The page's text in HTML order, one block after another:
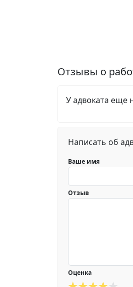
Отзывы о
У адвоката еще
Написать об
Ваше имя
Отзыв
Оценка